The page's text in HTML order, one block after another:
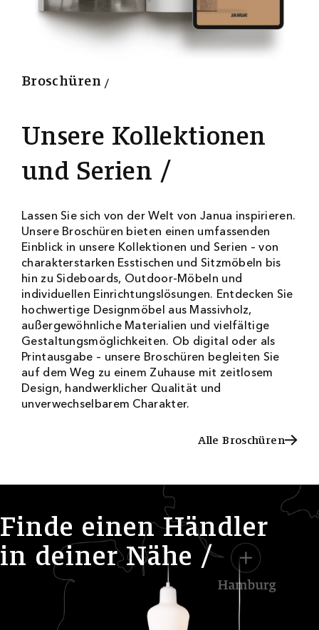
9
2
0
Broschüren
Unsere Kollektionen
und Serien
Lassen Sie sich von der Welt von Janua inspirieren.
Unsere Broschüren bieten einen umfassenden
Einblick in unsere Kollektionen und Serien – von
charakterstarken Esstischen und Sitzmöbeln bis
hin zu Sideboards, Outdoor-Möbeln und
individuellen Einrichtungslösungen. Entdecken Sie
hochwertige Designmöbel aus Massivholz,
außergewöhnliche Materialien und vielfältige
Gestaltungsmöglichkeiten. Ob digital oder als
Printausgabe – unsere Broschüren begleiten Sie
auf dem Weg zu einem Zuhause mit zeitlosem
Design, handwerklicher Qualität und
unverwechselbarem Charakter.
Alle Broschüren
Finde einen Händler
in deiner Nähe